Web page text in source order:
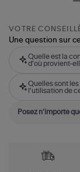
VOTRE
Une question sur
Quelle est la
d'où provient-
Quelles sont
l'utilisation de